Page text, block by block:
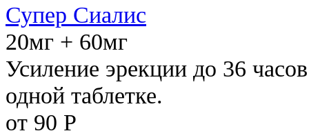
Супер Сиалис
20мг + 60мг
Усиление эрекции до 36
одной таблетке.
от 90 Р